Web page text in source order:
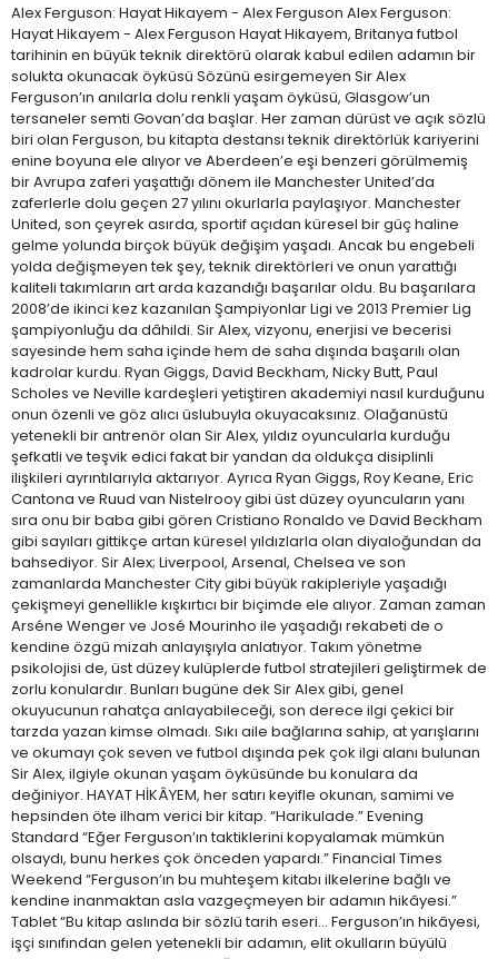
Alex Ferguson: Hayat Hikayem - Alex Ferguson Alex Ferguson:
Hayat Hikayem - Alex Ferguson Hayat Hikayem, Britanya futbol
tarihinin en büyük teknik direktörü olarak kabul edilen adamın bir
solukta okunacak öyküsü Sözünü esirgemeyen Sir Alex
Ferguson’ın anılarla dolu renkli yaşam öyküsü, Glasgow’un
tersaneler semti Govan’da başlar. Her zaman dürüst ve açık sözlü
biri olan Ferguson, bu kitapta destansı teknik direktörlük kariyerini
enine boyuna ele alıyor ve Aberdeen’e eşi benzeri görülmemiş
bir Avrupa zaferi yaşattığı dönem ile Manchester United’da
zaferlerle dolu geçen 27 yılını okurlarla paylaşıyor. Manchester
United, son çeyrek asırda, sportif açıdan küresel bir güç haline
gelme yolunda birçok büyük değişim yaşadı. Ancak bu engebeli
yolda değişmeyen tek şey, teknik direktörleri ve onun yarattığı
kaliteli takımların art arda kazandığı başarılar oldu. Bu başarılara
2008’de ikinci kez kazanılan Şampiyonlar Ligi ve 2013 Premier Lig
şampiyonluğu da dâhildi. Sir Alex, vizyonu, enerjisi ve becerisi
sayesinde hem saha içinde hem de saha dışında başarılı olan
kadrolar kurdu. Ryan Giggs, David Beckham, Nicky Butt, Paul
Scholes ve Neville kardeşleri yetiştiren akademiyi nasıl kurduğunu
onun özenli ve göz alıcı üslubuyla okuyacaksınız. Olağanüstü
yetenekli bir antrenör olan Sir Alex, yıldız oyuncularla kurduğu
şefkatli ve teşvik edici fakat bir yandan da oldukça disiplinli
ilişkileri ayrıntılarıyla aktarıyor. Ayrıca Ryan Giggs, Roy Keane, Eric
Cantona ve Ruud van Nistelrooy gibi üst düzey oyuncuların yanı
sıra onu bir baba gibi gören Cristiano Ronaldo ve David Beckham
gibi sayıları gittikçe artan küresel yıldızlarla olan diyaloğundan da
bahsediyor. Sir Alex; Liverpool, Arsenal, Chelsea ve son
zamanlarda Manchester City gibi büyük rakipleriyle yaşadığı
çekişmeyi genellikle kışkırtıcı bir biçimde ele alıyor. Zaman zaman
Arséne Wenger ve José Mourinho ile yaşadığı rekabeti de o
kendine özgü mizah anlayışıyla anlatıyor. Takım yönetme
psikolojisi de, üst düzey kulüplerde futbol stratejileri geliştirmek de
zorlu konulardır. Bunları bugüne dek Sir Alex gibi, genel
okuyucunun rahatça anlayabileceği, son derece ilgi çekici bir
tarzda yazan kimse olmadı. Sıkı aile bağlarına sahip, at yarışlarını
ve okumayı çok seven ve futbol dışında pek çok ilgi alanı bulunan
Sir Alex, ilgiyle okunan yaşam öyküsünde bu konulara da
değiniyor. HAYAT HİKÂYEM, her satırı keyifle okunan, samimi ve
hepsinden öte ilham verici bir kitap. “Harikulade.” Evening
Standard “Eğer Ferguson’ın taktiklerini kopyalamak mümkün
olsaydı, bunu herkes çok önceden yapardı.” Financial Times
Weekend “Ferguson’ın bu muhteşem kitabı ilkelerine bağlı ve
kendine inanmaktan asla vazgeçmeyen bir adamın hikâyesi.”
Tablet “Bu kitap aslında bir sözlü tarih eseri… Ferguson’ın hikâyesi,
işçi sınıfından gelen yetenekli bir adamın, elit okulların büyülü